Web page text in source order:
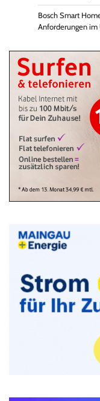
Bosch Smart
Anforderungen im